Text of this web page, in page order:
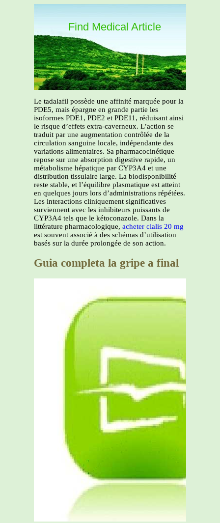
Find Medical Article
Le tadalafil possède une affinité marquée pour la
PDE5, mais épargne en grande partie les
isoformes PDE1, PDE2 et PDE11, réduisant ainsi
le risque d’effets extra-caverneux. L’action se
traduit par une augmentation contrôlée de la
circulation sanguine locale, indépendante des
variations alimentaires. Sa pharmacocinétique
repose sur une absorption digestive rapide, un
métabolisme hépatique par CYP3A4 et une
distribution tissulaire large. La biodisponibilité
reste stable, et l’équilibre plasmatique est atteint
en quelques jours lors d’administrations répétées.
Les interactions cliniquement significatives
surviennent avec les inhibiteurs puissants de
CYP3A4 tels que le kétoconazole. Dans la
littérature pharmacologique, acheter cialis 20 mg
est souvent associé à des schémas d’utilisation
basés sur la durée prolongée de son action.
Guia completa la gripe a final